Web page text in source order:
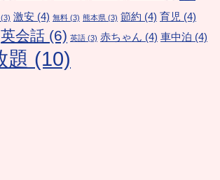
(3) 激安 (4) 無料 (3) 熊本県 (3) 節約 (4) 育児 (4)
英会話 (6) 英語 (3) 赤ちゃん (4) 車中泊 (4)
題 (10)